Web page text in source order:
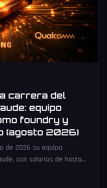
carrera del
equipo
foundry y
(agosto 2026)
de 2026 su equipo
con salarios de hasta